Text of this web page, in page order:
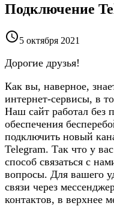
Подключение
5 октября 2021
Дорогие друзья!
Как вы, наверное,
интернет-сервисы, в
Наш сайт работал без
обеспечения
подключить новый
Telegram. Так что у
способ связаться с
вопросы. Для вашего
связи через
контактов, в верхнее